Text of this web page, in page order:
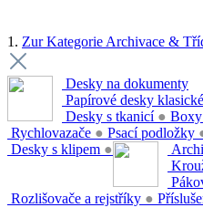
1. Zur Kategorie Archivace &
Desky na dokumenty
Papírové desky klasické
Desky s tkanicí ● Boxy
Rychlovazače ● Psací podložky
Desky s klipem ●
Rozlišovače a rejstříky ●